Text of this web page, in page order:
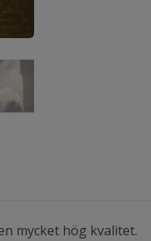
mycket hög kvalitet.